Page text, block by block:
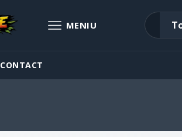
CONTACT